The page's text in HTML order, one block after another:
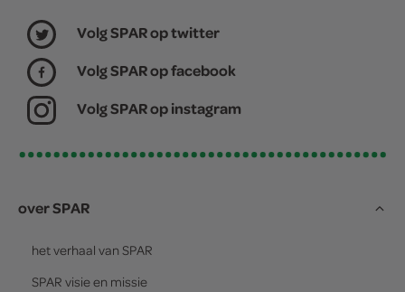
Volg SPAR op twitter
Volg SPAR op facebook
Volg SPAR op instagram
over SPAR
het verhaal van SPAR
SPAR visie en missie